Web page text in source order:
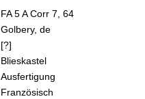
FA 5 A Corr 7, 64
Golbery, de
[?]
Blieskastel
Ausfertigung
Französisch